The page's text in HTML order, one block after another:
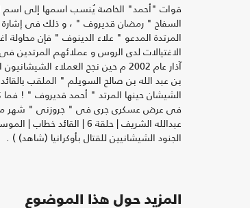
قوات "أحمد" الخاصة يُنسب اسمها إلى اسم
السفاح " رمضان قديروف " ، و ذلك فى إشارة
المرتدة المدعو " علاء الدينوف " فإن
الاغتيالات لدى الروس و عملائهم المرتدين
آذار عام 2002 م حين نجح العملاء
بن عبد الله بن صالح السويلم " الملقب
الشيشان حينها المرتد " أحمد قديروف " ! فما
الجنود الشيشانيين للقتال بأوكرانيا (شاهد) ) .
المزيد حول هذا الموضوع